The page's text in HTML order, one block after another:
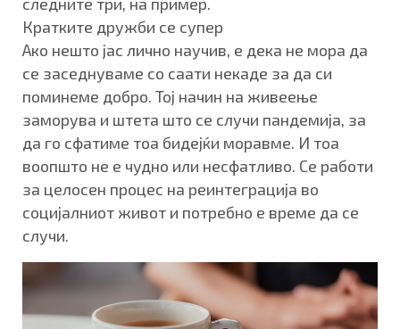
Кратките дружби се супер
Ако нешто јас лично научив, е дека не мора да
се заседнуваме со саати некаде за да си
поминеме добро. Тој начин на живеење
заморува и штета што се случи пандемија, за
да го сфатиме тоа бидејќи моравме. И тоа
воопшто не е чудно или несфатливо. Се работи
за целосен процес на реинтеграција во
социјалниот живот и потребно е време да се
случи.